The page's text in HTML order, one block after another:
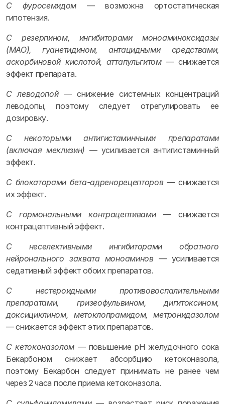
С фуросемидом — возможна ортостатическая
гипотензия.
С резерпином, ингибиторами моноаминоксидазы
(МАО), гуанетидином, антацидными средствами,
аскорбиновой кислотой, аттапульгитом— снижается
эффект препарата.
С леводопой— снижение системных концентраций
леводопы, поэтому следует отрегулировать ее
дозировку.
С некоторыми антигистаминными препаратами
(включая меклизин) — усиливается антигистаминный
эффект.
С блокаторами бета-адренорецепторов— снижается
их эффект.
С гормональными контрацептивами— снижается
контрацептивный эффект.
С неселективными ингибиторами обратного
нейронального захвата моноаминов— усиливается
седативный эффект обоих препаратов.
С нестероидными противовоспалительными
препаратами, гризеофульвином, дигитоксином,
доксициклином, метоклопрамидом, метронидазолом
— снижается эффект этих препаратов.
С кетоконазолом — повышение pH желудочного сока
Бекарбоном снижает абсорбцию кетоконазола,
поэтому Бекарбон следует принимать не ранее чем
через 2 часа после приема кетоконазола.